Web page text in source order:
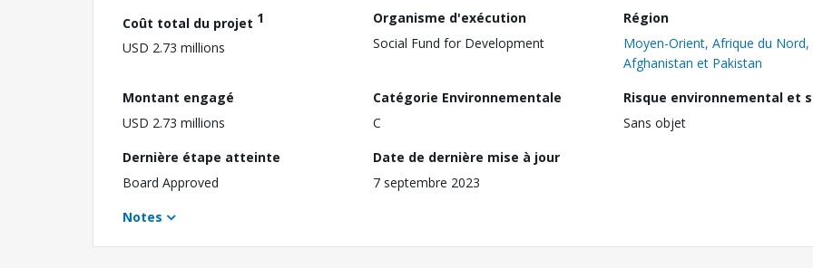
Coût total du projet 1
USD 2.73 millions
Organisme d'exécution
Social Fund for Development
Région
Moyen-Orient, Afrique du Nord,
Afghanistan et Pakistan
Montant engagé
USD 2.73 millions
Catégorie Environnementale
C
Risque environnemental et
Sans objet
Dernière étape atteinte
Board Approved
Date de dernière mise à jour
7 septembre 2023
Notes